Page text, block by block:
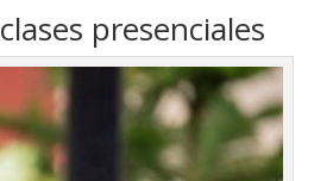
presenciales